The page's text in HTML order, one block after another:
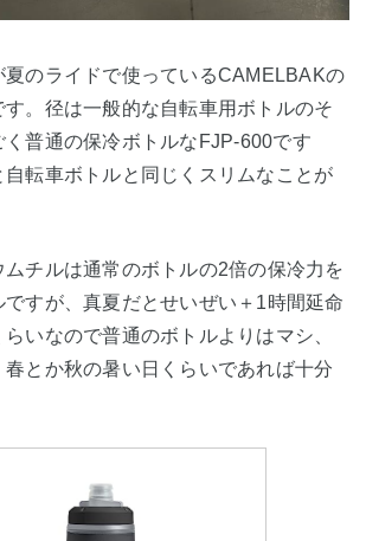
夏のライドで使っているCAMELBAKの
。径は一般的な自転車用ボトルのそ
普通の保冷ボトルなFJP-600です
転車ボトルと同じくスリムなことが
チルは通常のボトルの2倍の保冷力を
すが、真夏だとせいぜい＋1時間延命
いなので普通のボトルよりはマシ、
春とか秋の暑い日くらいであれば十分